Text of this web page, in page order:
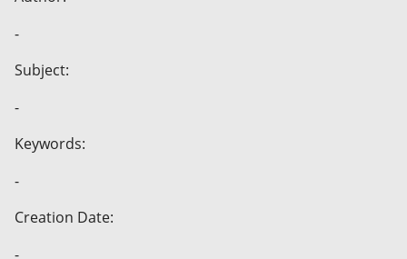
-
Subject:
-
Keywords:
-
Creation Date:
-